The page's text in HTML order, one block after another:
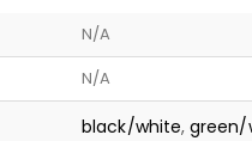
N/A
N/A
black/white,green/